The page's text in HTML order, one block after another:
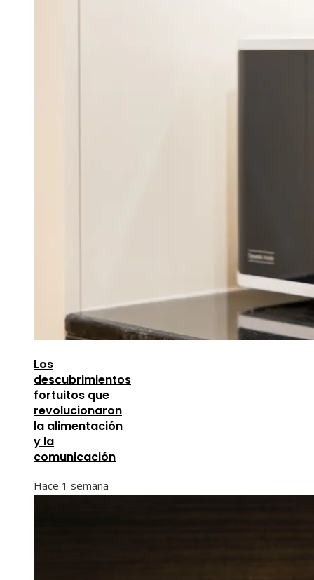
Los
descubrimientos
fortuitos que
revolucionaron
la alimentación
y la
comunicación
Hace 1 semana